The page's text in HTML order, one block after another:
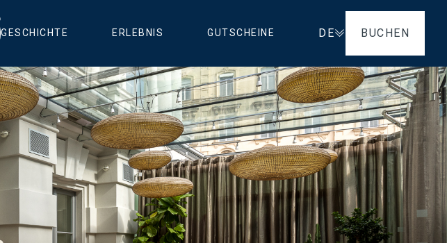
GESCHICHTE ERLEBNIS GUTSCHEINE DE BUCHEN